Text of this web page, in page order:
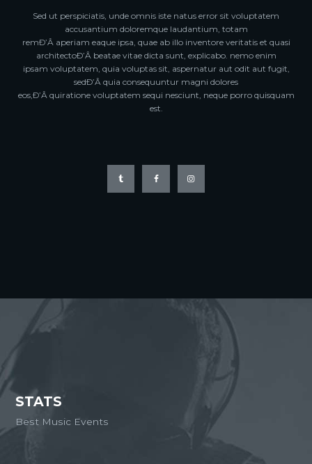
Sed ut perspiciatis, unde omnis iste natus error sit voluptatem
accusantium doloremque laudantium, totam
remÐ’Â aperiam eaque ipsa, quae ab illo inventore veritatis et quasi
architectoÐ’Â beatae vitae dicta sunt, explicabo. nemo enim
ipsam voluptatem, quia voluptas sit, aspernatur aut odit aut fugit,
sedÐ’Â quia consequuntur magni dolores
eos,Ð’Â quiratione voluptatem sequi nesciunt, neque porro quisquam
est.
STATS
Best Music Events